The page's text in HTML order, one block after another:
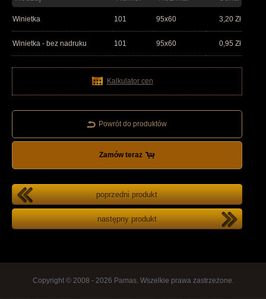
Winietka 101 95x60 3,20 Zł
Winietka - bez nadruku 101 95x60 0,95 Zł
Kalkulator cen
Powrót do produktów
Zamów teraz
poprzedni produkt
następny produkt
Copyright © 2008 - 2026 Pamas. Wszelkie prawa zastrzeżone.